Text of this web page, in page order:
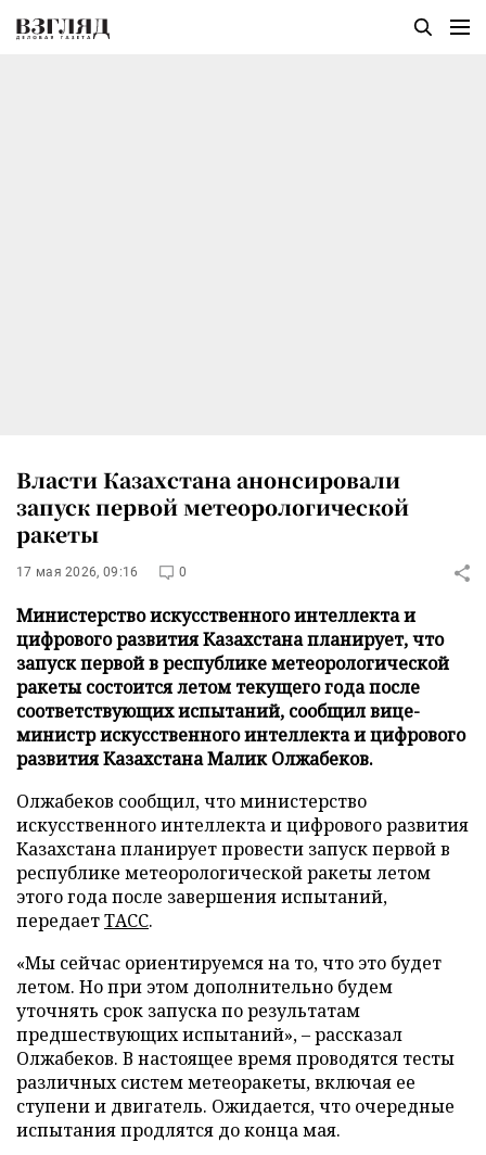
Власти Казахстана анонсировали
запуск первой метеорологической
ракеты
17 мая 2026, 09:16 0
Министерство искусственного интеллекта и
цифрового развития Казахстана планирует, что
запуск первой в республике метеорологической
ракеты состоится летом текущего года после
соответствующих испытаний, сообщил вице-
министр искусственного интеллекта и цифрового
развития Казахстана Малик Олжабеков.
Олжабеков сообщил, что министерство
искусственного интеллекта и цифрового развития
Казахстана планирует провести запуск первой в
республике метеорологической ракеты летом
этого года после завершения испытаний,
передаетТАСС.
«Мы сейчас ориентируемся на то, что это будет
летом. Но при этом дополнительно будем
уточнять срок запуска по результатам
предшествующих испытаний», – рассказал
Олжабеков. В настоящее время проводятся тесты
различных систем метеоракеты, включая ее
ступени и двигатель. Ожидается, что очередные
испытания продлятся до конца мая.